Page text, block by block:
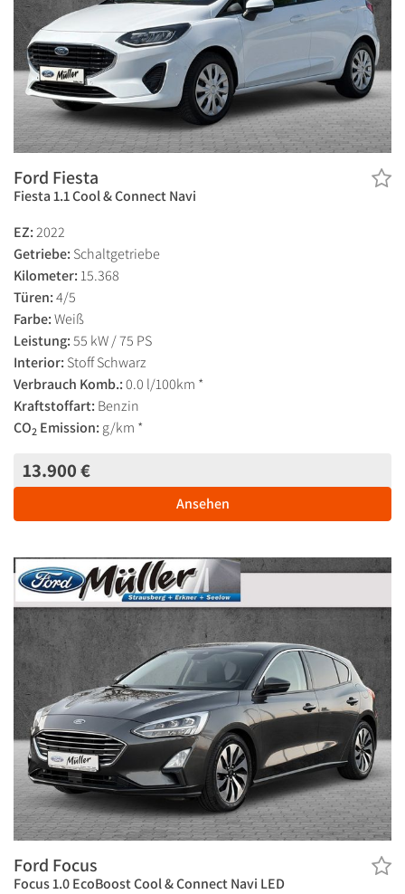
Ford Fiesta
Fiesta 1.1 Cool & Connect Navi
EZ:2022
Getriebe: Schaltgetriebe
Kilometer: 15.368
Türen:4/5
Farbe:Weiß
Leistung:55 kW / 75 PS
Interior: Stoff Schwarz
Verbrauch Komb.:0.0 l/100km *
Kraftstoffart: Benzin
CO2 Emission: g/km *
13.900 €
Ansehen
Ford Focus
Focus 1.0 EcoBoost Cool & Connect Navi LED